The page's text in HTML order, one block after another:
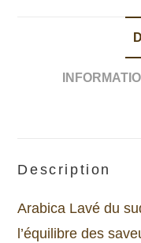
Description
Arabica Lavé du
l’équilibre des